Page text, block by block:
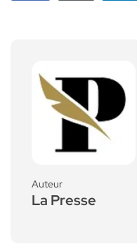
Auteur
La Presse